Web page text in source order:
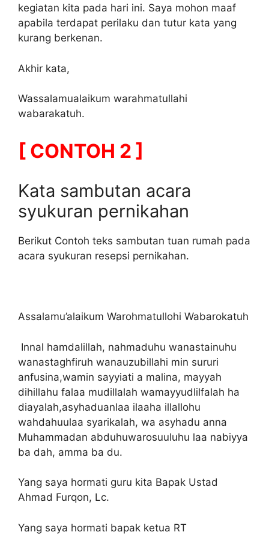
kegiatan kita pada hari ini. Saya mohon maaf
apabila terdapat perilaku dan tutur kata yang
kurang berkenan.
Akhir kata,
Wassalamualaikum warahmatullahi
wabarakatuh.
[ CONTOH 2 ]
Kata sambutan acara
syukuran pernikahan
Berikut Contoh teks sambutan tuan rumah pada
acara syukuran resepsi pernikahan.
Assalamu’alaikum Warohmatullohi Wabarokatuh
Innal hamdalillah, nahmaduhu wanastainuhu
wanastaghfiruh wanauzubillahi min sururi
anfusina,wamin sayyiati a malina, mayyah
dihillahu falaa mudillalah wamayyudlilfalah ha
diayalah,asyhaduanlaa ilaaha illallohu
wahdahuulaa syarikalah, wa asyhadu anna
Muhammadan abduhuwarosuuluhu laa nabiyya
ba dah, amma ba du.
Yang saya hormati guru kita Bapak Ustad
Ahmad Furqon, Lc.
Yang saya hormati bapak ketua RT